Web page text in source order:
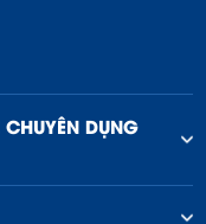
DỤNG